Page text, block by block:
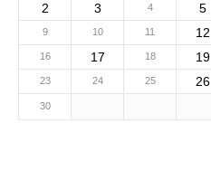
2
3 4 5
9 10 11 12
16 17 18 19
23 24 25 26
30